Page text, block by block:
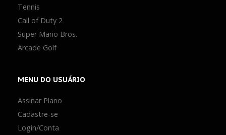
Tennis
Call of Duty 2
Super Mario Bros.
Arcade Golf
MENU DO USUÁRIO
Assinar Plano
Cadastre-se
Login/Conta